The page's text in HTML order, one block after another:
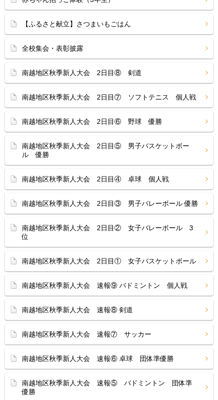
【ふるさと献立】さつまいもごはん
全校集会・表彰披露
南越地区秋季新人大会 2日目⑧ 剣道
南越地区秋季新人大会 2日目⑦ ソフトテニス 個人戦
南越地区秋季新人大会 2日目⑥ 野球 優勝
南越地区秋季新人大会 2日目⑤ 男子バスケットボー
ル 優勝
南越地区秋季新人大会 2日目④ 卓球 個人戦
南越地区秋季新人大会 2日目③ 男子バレーボール 優勝
南越地区秋季新人大会 2日目② 女子バレーボール 3
位
南越地区秋季新人大会 2日目① 女子バスケットボール
南越地区秋季新人大会 速報⑨ バドミントン 個人戦
南越地区秋季新人大会 速報⑧ 剣道
南越地区秋季新人大会 速報⑦ サッカー
南越地区秋季新人大会 速報⑥ 卓球 団体準優勝
南越地区秋季新人大会 速報⑤ バドミントン 団体準
優勝